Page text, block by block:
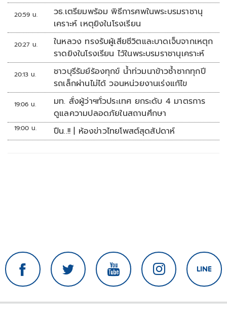
20:59 น.
วธ.เตรียมพร้อม พิธีการศพในพระบรมราชานุ
เคราะห์ เหตุยิงในโรงเรียน
20:27 น.
ในหลวง ทรงรับผู้เสียชีวิตและบาดเจ็บจากเหตุก
ราดยิงในโรงเรียน ไว้ในพระบรมราชานุเคราะห์
20:13 น.
ชาวบุรีรัมย์ร้องทุกข์ น้ำท่วมนาข้าวซ้ำซากทุกปี
รถเล็กผ่านไม่ได้ วอนหน่วยงานเร่งแก้ไข
19:06 น.
มท. สั่งผู้ว่าฯทั่วประเทศ ยกระดับ 4 มาตรการ
ดูแลความปลอดภัยในสถานศึกษา
19:00 น. ปืน..!! | ห้องข่าวไทยโพสต์สุดสัปดาห์